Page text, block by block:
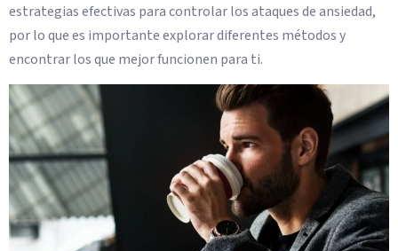
estrategias efectivas para controlar los ataques de ansiedad,
por lo que es importante explorar diferentes métodos y
encontrar los que mejor funcionen para ti.